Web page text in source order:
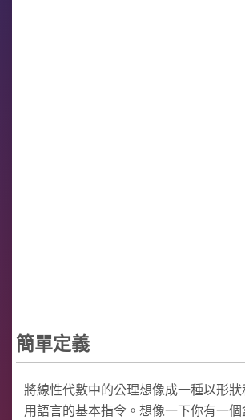
簡單定義
將線性代數中的公理想像成一種以形
用語言的基本指令。想像一下你有一